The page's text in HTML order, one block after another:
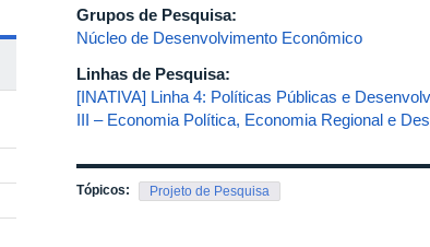
Grupos de Pesquisa:
Núcleo de Desenvolvimento Econômico
Linhas de Pesquisa:
[INATIVA] Linha 4: Políticas Públicas e
III – Economia Política, Economia Regional e
Tópicos: Projeto de Pesquisa